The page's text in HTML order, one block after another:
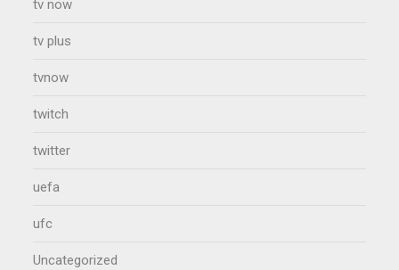
tv now
tv plus
tvnow
twitch
twitter
uefa
ufc
Uncategorized